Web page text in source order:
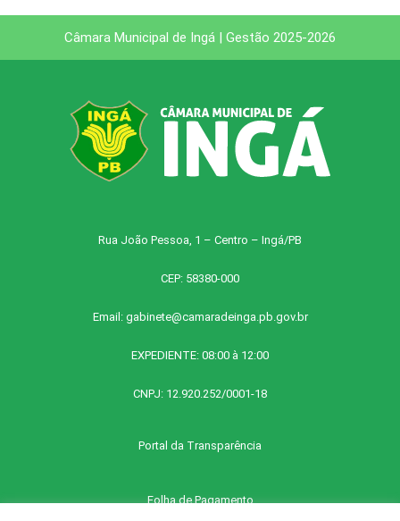
Câmara Municipal de Ingá | Gestão 2025-2026
Rua João Pessoa, 1 – Centro – Ingá/PB
CEP: 58380-000
Email: gabinete@camaradeinga.pb.gov.br
EXPEDIENTE: 08:00 à 12:00
CNPJ: 12.920.252/0001-18
Portal da Transparência
Folha de Pagamento